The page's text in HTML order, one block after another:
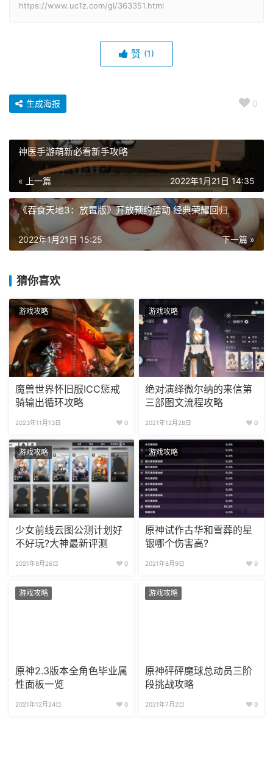
https://www.uc1z.com/gl/363351.html
赞 (1)
0
生成海报
神医手游萌新必看新手攻略
« 上一篇 2022年1月21日 14:35
《吞食天地3：放置版》开放预约活动 经典荣耀回归
下一篇 »
2022年1月21日 15:25
猜你喜欢
游戏攻略
魔兽世界怀旧服ICC惩戒
骑输出循环攻略
2023年11月13日 0
游戏攻略
绝对演绎微尔纳的来信第
三部图文流程攻略
2021年12月28日 0
游戏攻略
少女前线云图公测计划好
不好玩?大神最新评测
2021年9月26日 0
游戏攻略
原神试作古华和雪葬的星
银哪个伤害高?
2021年8月9日 0
游戏攻略
原神2.3版本全角色毕业属
性面板一览
2021年12月24日 0
游戏攻略
原神砰砰魔球总动员三阶
段挑战攻略
2021年7月2日 0